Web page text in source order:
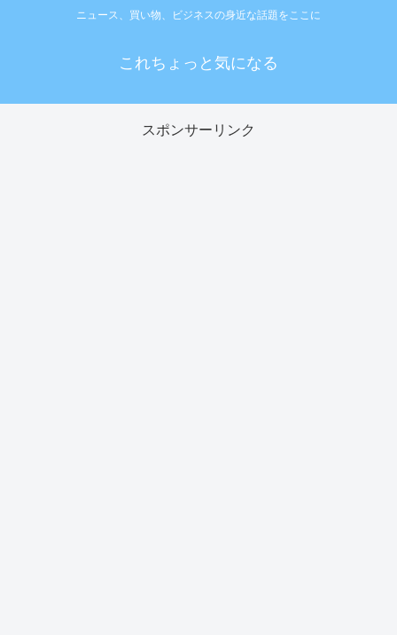
ニュース、買い物、ビジネスの身近な話題をここに
これちょっと気になる
スポンサーリンク